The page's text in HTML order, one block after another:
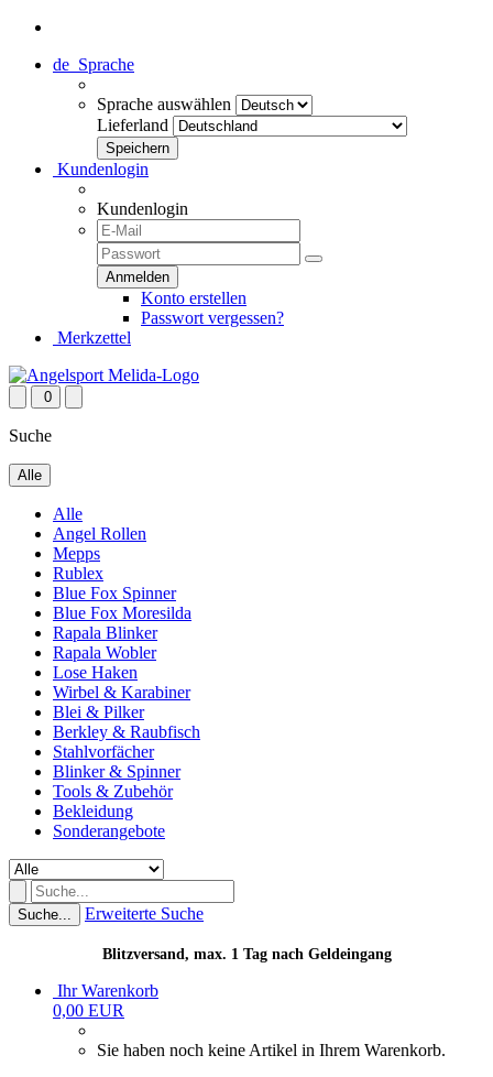
de Sprache
Sprache auswählen
Lieferland
Kundenlogin
Kundenlogin
Konto erstellen
Passwort vergessen?
Merkzettel
0
Suche
Alle
Alle
Angel Rollen
Mepps
Rublex
Blue Fox Spinner
Blue Fox Moresilda
Rapala Blinker
Rapala Wobler
Lose Haken
Wirbel & Karabiner
Blei & Pilker
Berkley & Raubfisch
Stahlvorfächer
Blinker & Spinner
Tools & Zubehör
Bekleidung
Sonderangebote
Suche... Erweiterte Suche
Blitzversand, max. 1 Tag nach Geldeingang
Ihr Warenkorb
0,00 EUR
Sie haben noch keine Artikel in Ihrem Warenkorb.